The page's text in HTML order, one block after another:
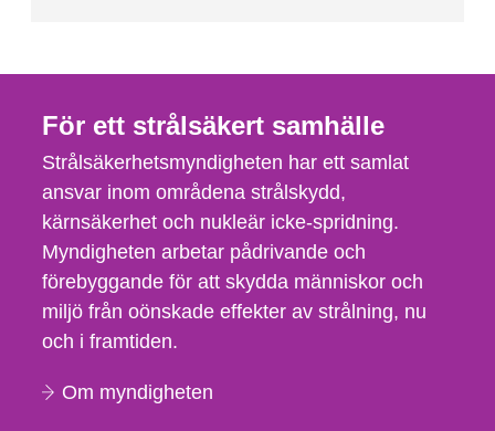
För ett strålsäkert samhälle
Strålsäkerhetsmyndigheten har ett samlat
ansvar inom områdena strålskydd,
kärnsäkerhet och nukleär icke-spridning.
Myndigheten arbetar pådrivande och
förebyggande för att skydda människor och
miljö från oönskade effekter av strålning, nu
och i framtiden.
Om myndigheten